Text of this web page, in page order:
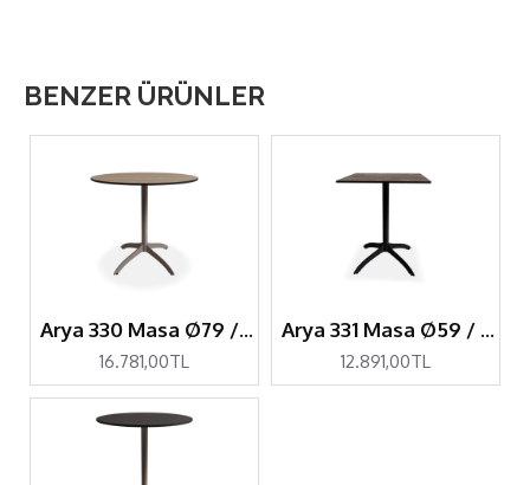
BENZER ÜRÜNLER
Arya 330 Masa Ø79 / 79x79
16.781,00TL
Arya 331 Masa Ø59 / Ø69 / 59x59 / 69x69
12.891,00TL